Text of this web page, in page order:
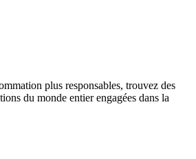
plus responsables, trouvez des
du monde entier engagées dans la